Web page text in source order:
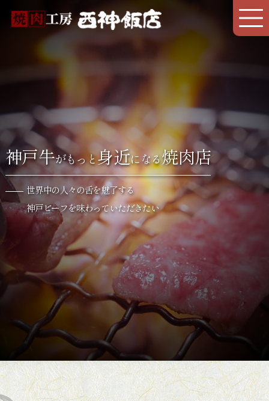
神戸牛がもっと身近になる焼肉店
世界中の人々の舌を魅了する
神戸ビーフを味わっていただきたい